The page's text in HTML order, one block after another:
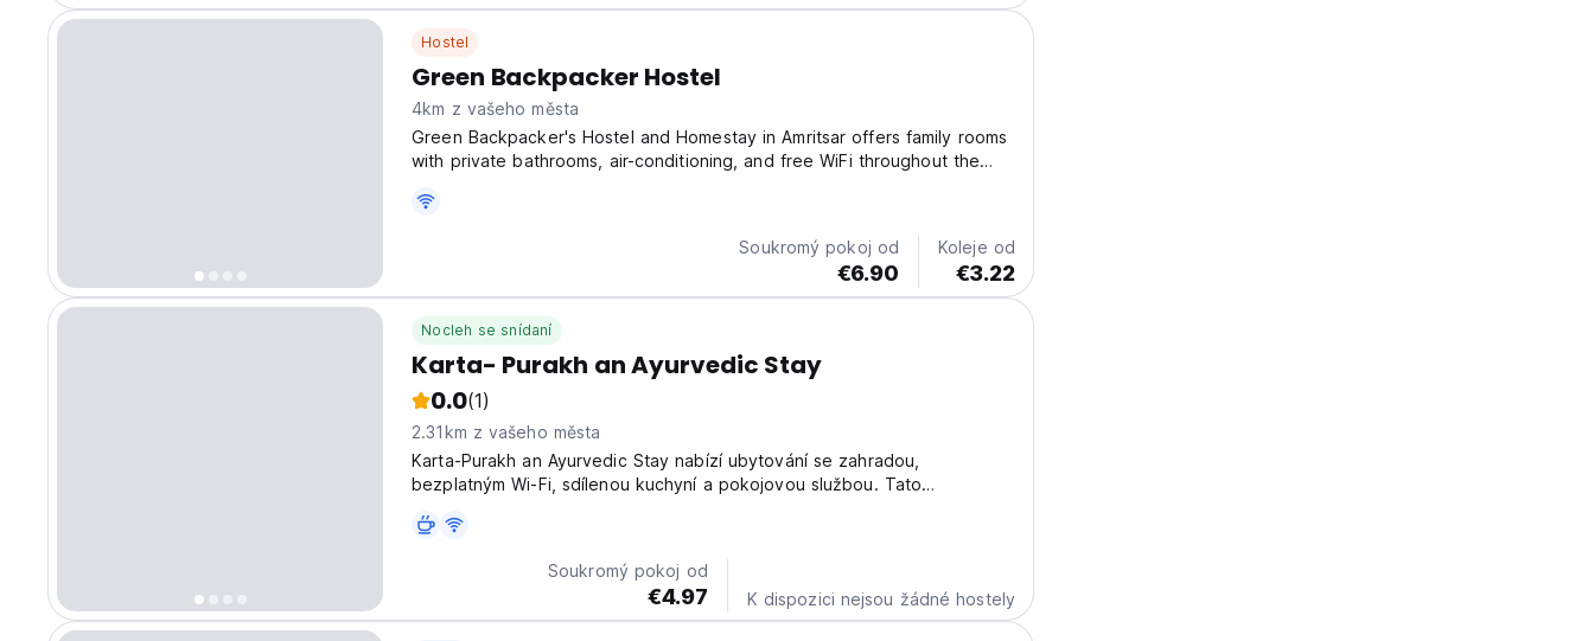
Hostel
Green Backpacker Hostel
4km z vašeho města
Green Backpacker's Hostel and Homestay in Amritsar offers family rooms
with private bathrooms, air-conditioning, and free WiFi throughout the
kitchen, games room, and free on-site private parking....
Soukromý pokoj od
€6.90
Koleje od
€3.22
Nocleh se snídaní
Karta- Purakh an Ayurvedic Stay
0.0(1)
2.31km z vašeho města
Karta-Purakh an Ayurvedic Stay nabízí ubytování se zahradou,
bezplatným Wi-Fi, sdílenou kuchyní a pokojovou službou. Tato
Soukromý pokoj od
€4.97 K dispozici nejsou žádné hostely